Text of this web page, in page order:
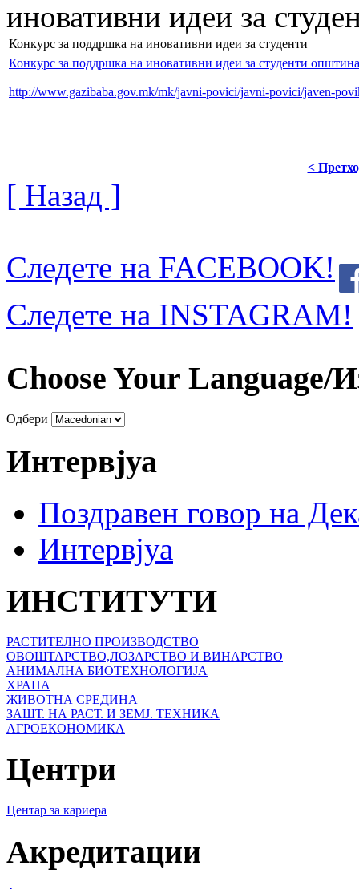
иновативни идеи за
Конкурс за поддршка на иновативни идеи за студенти
Конкурс за поддршка на иновативни идеи за студенти
http://www.gazibaba.gov.mk/mk/javni-povici/javni-povici/javen-
<
[ Назад ]
Следете на FACEBOOK!
Следете на INSTAGRAM!
Choose Your Language/
Одбери
Интервјуа
Поздравен говор на
Интервјуа
ИНСТИТУТИ
РАСТИТЕЛНО ПРОИЗВОДСТВО
ОВОШТАРСТВО,ЛОЗАРСТВО И ВИНАРСТВО
АНИМАЛНА БИОТЕХНОЛОГИЈА
ХРАНА
ЖИВОТНА СРЕДИНА
ЗАШТ. НА РАСТ. И ЗЕМЈ. ТЕХНИКА
АГРОЕКОНОМИКА
Центри
Центар за кариера
Акредитации